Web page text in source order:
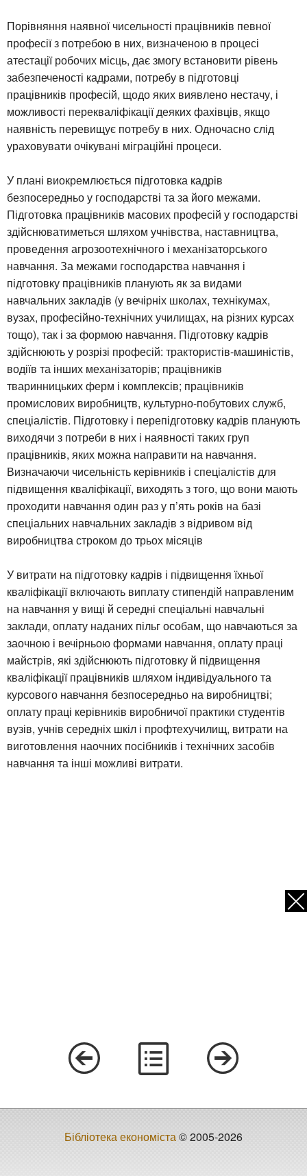
Порівняння наявної чисельності працівників певної
професії з потребою в них, визначеною в процесі
атестації робочих місць, дає змогу встановити рівень
забезпеченості кадрами, потребу в підготовці
працівників професій, щодо яких виявлено нестачу, і
можливості перекваліфікації деяких фахівців, якщо
наявність перевищує потребу в них. Одночасно слід
ураховувати очікувані міграційні процеси.
У плані виокремлюється підготовка кадрів
безпосередньо у господарстві та за його межами.
Підготовка працівників масових професій у господарстві
здійснюватиметься шляхом учнівства, наставництва,
проведення агрозоотехнічного і механізаторського
навчання. За межами господарства навчання і
підготовку працівників планують як за видами
навчальних закладів (у вечірніх школах, технікумах,
вузах, професійно-технічних училищах, на різних курсах
тощо), так і за формою навчання. Підготовку кадрів
здійснюють у розрізі професій: трактористів-машиністів,
водіїв та інших механізаторів; працівників
тваринницьких ферм і комплексів; працівників
промислових виробництв, культурно-побутових служб,
спеціалістів. Підготовку і перепідготовку кадрів планують
виходячи з потреби в них і наявності таких груп
працівників, яких можна направити на навчання.
Визначаючи чисельність керівників і спеціалістів для
підвищення кваліфікації, виходять з того, що вони мають
проходити навчання один раз у п’ять років на базі
спеціальних навчальних закладів з відривом від
виробництва строком до трьох місяців
У витрати на підготовку кадрів і підвищення їхньої
кваліфікації включають виплату стипендій направленим
на навчання у вищі й середні спеціальні навчальні
заклади, оплату наданих пільг особам, що навчаються за
заочною і вечірньою формами навчання, оплату праці
майстрів, які здійснюють підготовку й підвищення
кваліфікації працівників шляхом індивідуального та
курсового навчання безпосередньо на виробництві;
оплату праці керівників виробничої практики студентів
вузів, учнів середніх шкіл і профтехучилищ, витрати на
виготовлення наочних посібників і технічних засобів
навчання та інші можливі витрати.
Бібліотека економіста© 2005-2026